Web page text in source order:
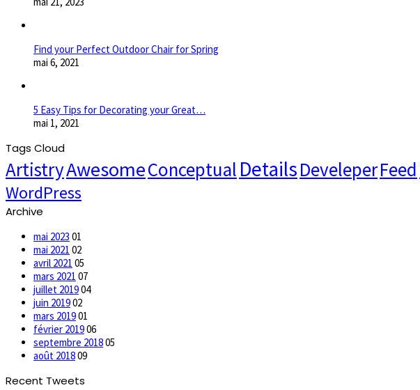
Find your Perfect Outdoor Chair for Spring
mai 6, 2021
5 Easy Tips for Decorating your Great…
mai 1, 2021
Tags Cloud
ArtistryAwesomeConceptual DetailsDeveleperFeed
WordPress
Archive
mai 2023 01
mai 2021 02
avril 2021 05
mars 2021 07
juillet 201904
juin 201902
mars 201901
février 201906
septembre 201805
août 201809
Recent Tweets